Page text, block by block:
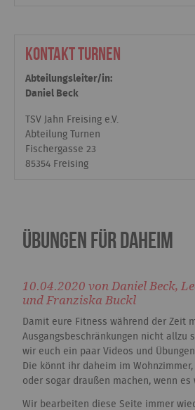
Kontakt Turnen
Abteilungsleiter/in:
Daniel Beck
TSV Jahn Freising e.V.
Abteilung Turnen
Fischergasse 23
85354 Freising
Übungen für Daheim
10.04.2020 von Daniel Beck,
und Franziska Buckl
Damit eure Fitness während der Zeit
Ausgangsbeschränkungen nicht allzu
wir euch ein paar Videos und
Die könnt ihr daheim im
oder sogar draußen machen, wenn es
Wir bearbeiten diese Seite immer